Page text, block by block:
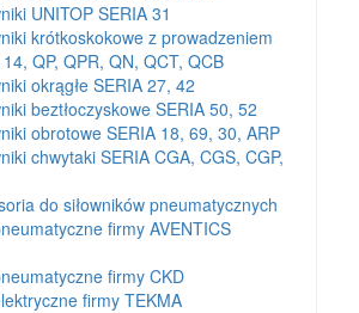
UNITOP SERIA 31
krótkoskokowe z prowadzeniem
QP, QPR, QN, QCT, QCB
okrągłe SERIA 27, 42
beztłoczyskowe SERIA 50, 52
obrotowe SERIA 18, 69, 30, ARP
chwytaki SERIA CGA, CGS, CGP,
do siłowników pneumatycznych
firmy AVENTICS
firmy CKD
firmy TEKMA